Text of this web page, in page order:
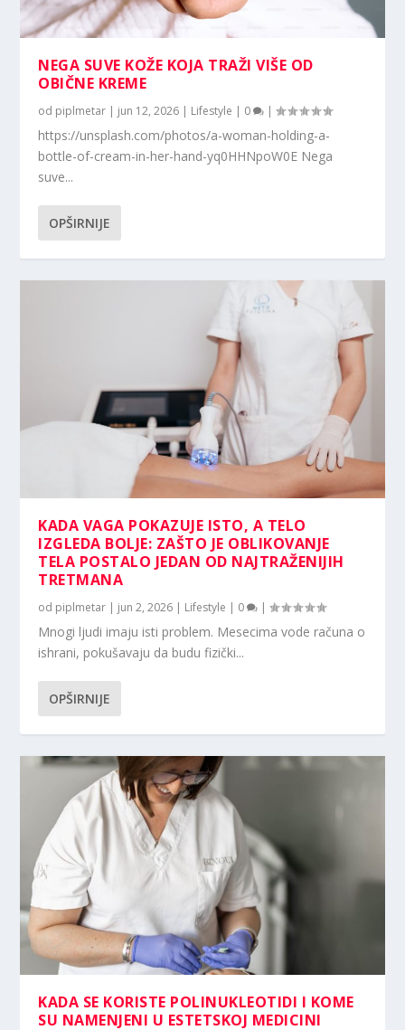
NEGA SUVE KOŽE KOJA TRAŽI VIŠE OD
OBIČNE KREME
od piplmetar | jun 12, 2026 | Lifestyle | 0 |
https://unsplash.com/photos/a-woman-holding-a-
bottle-of-cream-in-her-hand-yq0HHNpoW0E Nega
suve...
OPŠIRNIJE
KADA VAGA POKAZUJE ISTO, A TELO
IZGLEDA BOLJE: ZAŠTO JE OBLIKOVANJE
TELA POSTALO JEDAN OD NAJTRAŽENIJIH
TRETMANA
od piplmetar | jun 2, 2026 | Lifestyle | 0 |
Mnogi ljudi imaju isti problem. Mesecima vode računa o
ishrani, pokušavaju da budu fizički...
OPŠIRNIJE
KADA SE KORISTE POLINUKLEOTIDI I KOME
SU NAMENJENI U ESTETSKOJ MEDICINI